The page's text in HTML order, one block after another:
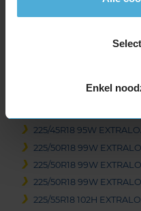
Enkel
215/55R18 99V
225/45R18 95W
225/50R18 99W
225/50R18 99W
225/50R18 99W
225/55R18 102H